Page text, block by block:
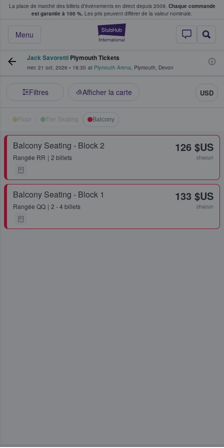
La place de marché des billets d’événements en direct depuis 2009. Chaque commande
est garantie à 100 %. Les prix peuvent différer de la valeur nominale.
StubHub - Où
Menu
fans achètent et vendent des billets
Jack Savoretti Plymouth Tickets
mer. 21 oct. 2026 • 18:30 at Plymouth Arena, Plymouth, Devon
Filtres Afficher la carte USD
Floor Tier Seating Balcony
Balcony Seating - Block 2
Rangée RR 2 billets
126 $US
chacun
Balcony Seating - Block 1
Rangée QQ 2 - 4 billets
133 $US
chacun